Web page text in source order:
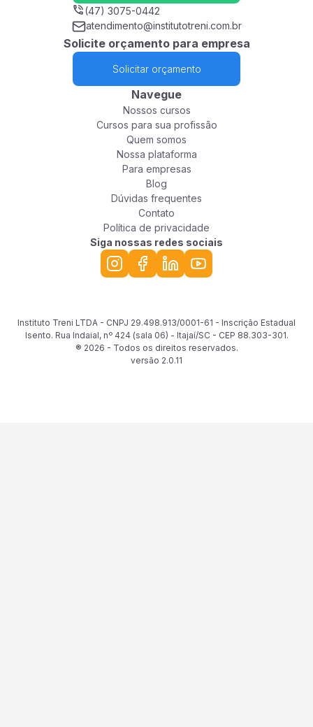
(47) 3075-0442
atendimento@institutotreni.com.br
Solicite orçamento para empresa
Solicitar orçamento
Navegue
Nossos cursos
Cursos para sua profissão
Quem somos
Nossa plataforma
Para empresas
Blog
Dúvidas frequentes
Contato
Política de privacidade
Siga nossas redes sociais
Instituto Treni LTDA - CNPJ 29.498.913/0001-61 - Inscrição Estadual
Isento. Rua Indaial, nº 424 (sala 06) - Itajaí/SC - CEP 88.303-301.
® 2026 - Todos os direitos reservados.
versão 2.0.11